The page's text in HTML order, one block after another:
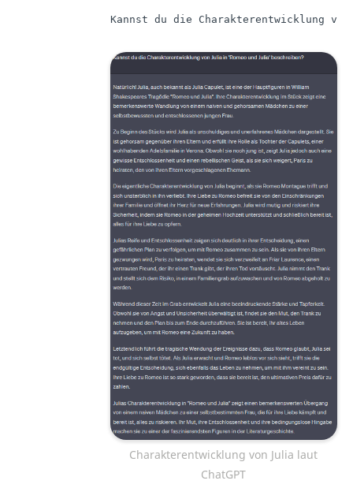
Kannst du die Charakterentwicklung
Charakterentwicklung von Julia laut
ChatGPT